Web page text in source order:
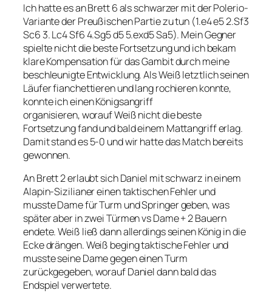
Ich hatte es an Brett 6 als schwarzer mit der Polerio-
Variante der Preußischen Partie zu tun (1.e4 e5 2.Sf3
Sc6 3. Lc4 Sf6 4.Sg5 d5 5.exd5 Sa5). Mein Gegner
spielte nicht die beste Fortsetzung und ich bekam
klare Kompensation für das Gambit durch meine
beschleunigte Entwicklung. Als Weiß letztlich seinen
Läufer fianchettieren und lang rochieren konnte,
konnte ich einen Königsangriff
organisieren, worauf Weiß nicht die beste
Fortsetzung fand und bald einem Mattangriff erlag.
Damit stand es 5-0 und wir hatte das Match bereits
gewonnen.
An Brett 2 erlaubt sich Daniel mit schwarz in einem
Alapin-Sizilianer einen taktischen Fehler und
musste Dame für Turm und Springer geben, was
später aber in zwei Türmen vs Dame + 2 Bauern
endete. Weiß ließ dann allerdings seinen König in die
Ecke drängen. Weiß beging taktische Fehler und
musste seine Dame gegen einen Turm
zurückgegeben, worauf Daniel dann bald das
Endspiel verwertete.